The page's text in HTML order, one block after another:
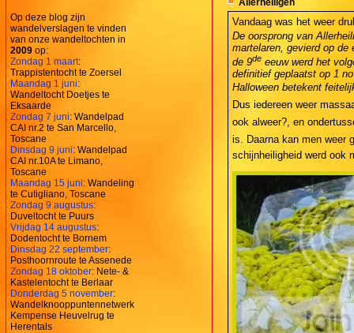
Op deze blog zijn
wandelverslagen te vinden
van onze wandeltochten in
2009 op:
Zondag 1 maart:
Trappistentocht te Zoersel
Maandag 1 juni:
Wandeltocht Doetjes te
Eksaarde
Zondag 7 juni: Wandelpad
CAI nr.2 te San Marcello,
Toscane
Dinsdag 9 juni: Wandelpad
CAI nr.10A te Limano,
Toscane
Maandag 15 juni: Wandeling
te Cutigliano, Toscane
Zondag 9 augustus:
Duveltocht te Puurs
Vrijdag 14 augustus:
Dodentocht te Bornem
Dinsdag 22 september:
Posthoornroute te Assenede
Zondag 18 oktober: Nete- &
Kastelentocht te Berlaar
Donderdag 5 november:
Wandelknooppuntennetwerk
Kempense Heuvelrug te
Herentals
Vandaag was het weer
De oorsprong van
martelaren, gevierd op
de 9de eeuw werd het
definitief geplaatst op 1
Halloween betekent
Dus iedereen weer
ook alweer?, en
is. Daarna kan men weer
schijnheiligheid werd ook